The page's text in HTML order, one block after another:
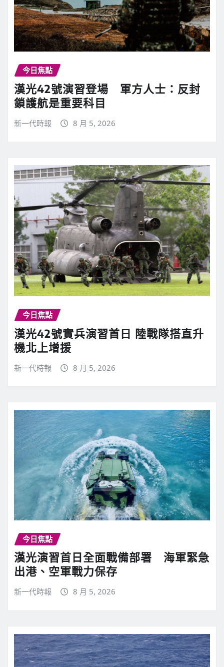
今日焦點
漢光42號演習登場 軍方人士：反封
鎖護航是重要科目
新一代時報 8 月 5, 2026
今日焦點
漢光42號實兵演習首日 陸戰隊搭直升
機北上增援
新一代時報 8 月 5, 2026
今日焦點
漢光演習首日全面戰備部署 海軍緊急
出港、空軍戰力保存
新一代時報 8 月 5, 2026